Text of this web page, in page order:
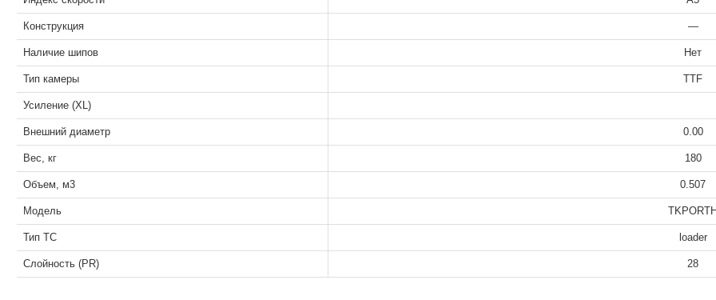
Конструкция —
Наличие шипов Нет
Тип камеры TTF
Усиление (XL)
Внешний диаметр 0.00
Вес, кг 180
Объем, м3 0.507
Модель TKPORTH
Тип ТС loader
Слойность (PR) 28